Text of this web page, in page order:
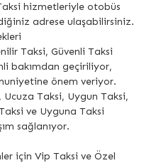
hizmetleriyle otobüs
adrese ulaşabilirsiniz.
Taksi, Güvenli Taksi
bakımdan geçiriliyor,
önem veriyor.
Ucuza Taksi, Uygun Taksi,
ve Uyguna Taksi
sağlanıyor.
için Vip Taksi ve Özel